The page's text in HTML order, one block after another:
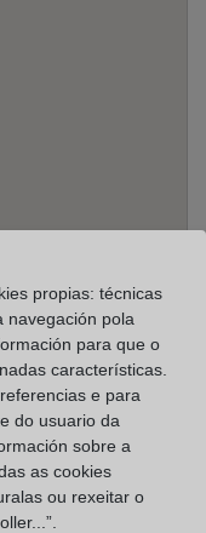
Bajo, 32002
horas
a 14:00 horas
09:00 a 14:00
propias: técnicas
navegación pola
para que o
características.
e para
do usuario da
sobre a
as cookies
ou rexeitar o